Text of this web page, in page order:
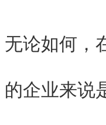
无论如何，
的企业来说